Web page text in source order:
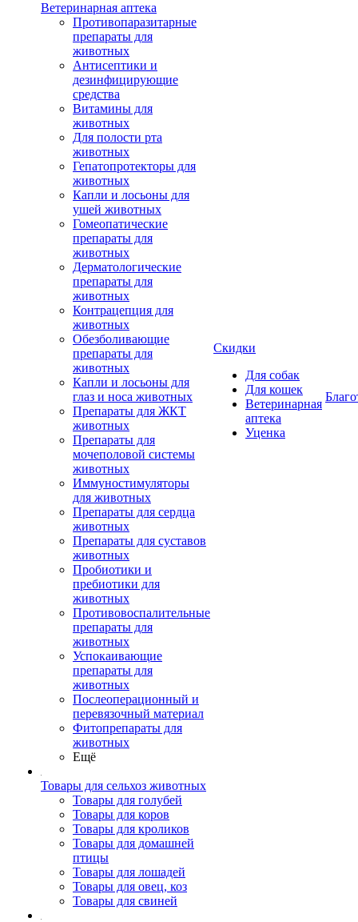
Ветеринарная аптека
Противопаразитарные
препараты для
животных
Антисептики и
дезинфицирующие
средства
Витамины для
животных
Для полости рта
животных
Гепатопротекторы для
животных
Капли и лосьоны для
ушей животных
Гомеопатические
препараты для
животных
Дерматологические
препараты для
животных
Контрацепция для
животных
Обезболивающие
препараты для
животных
Капли и лосьоны для
глаз и носа животных
Препараты для ЖКТ
животных
Препараты для
мочеполовой системы
животных
Иммуностимуляторы
для животных
Препараты для сердца
животных
Препараты для суставов
животных
Пробиотики и
пребиотики для
животных
Противовоспалительные
препараты для
животных
Успокаивающие
препараты для
животных
Послеоперационный и
перевязочный материал
Фитопрепараты для
животных
Ещё
Товары для сельхоз животных
Товары для голубей
Товары для коров
Товары для кроликов
Товары для домашней
птицы
Товары для лошадей
Товары для овец, коз
Товары для свиней
Скидки
Для собак
Для кошек
Ветеринарная
аптека
Уценка